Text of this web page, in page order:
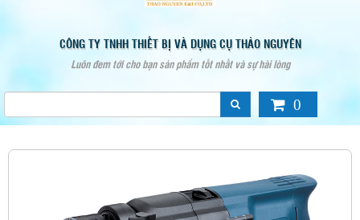
CÔNG TY TNHH THIẾT BỊ VÀ DỤNG CỤ THẢO NGUYÊN
Luôn đem tới cho bạn sản phẩm tốt nhất và sự hài lòng
0